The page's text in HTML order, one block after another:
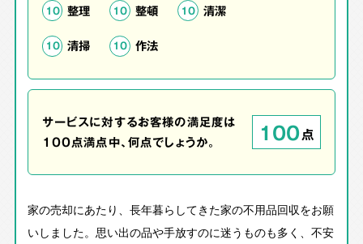
10 整理 10 整頓 10 清潔
10 清掃 10 作法
サービスに対するお客様の満足度は
100点満点中、何点でしょうか。
100点
家の売却にあたり、長年暮らしてきた家の不用品回収をお願
いしました。思い出の品や手放すのに迷うものも多く、不安